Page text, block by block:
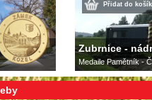
Přidat do
Zubrnice -
Medaile Pamětník -